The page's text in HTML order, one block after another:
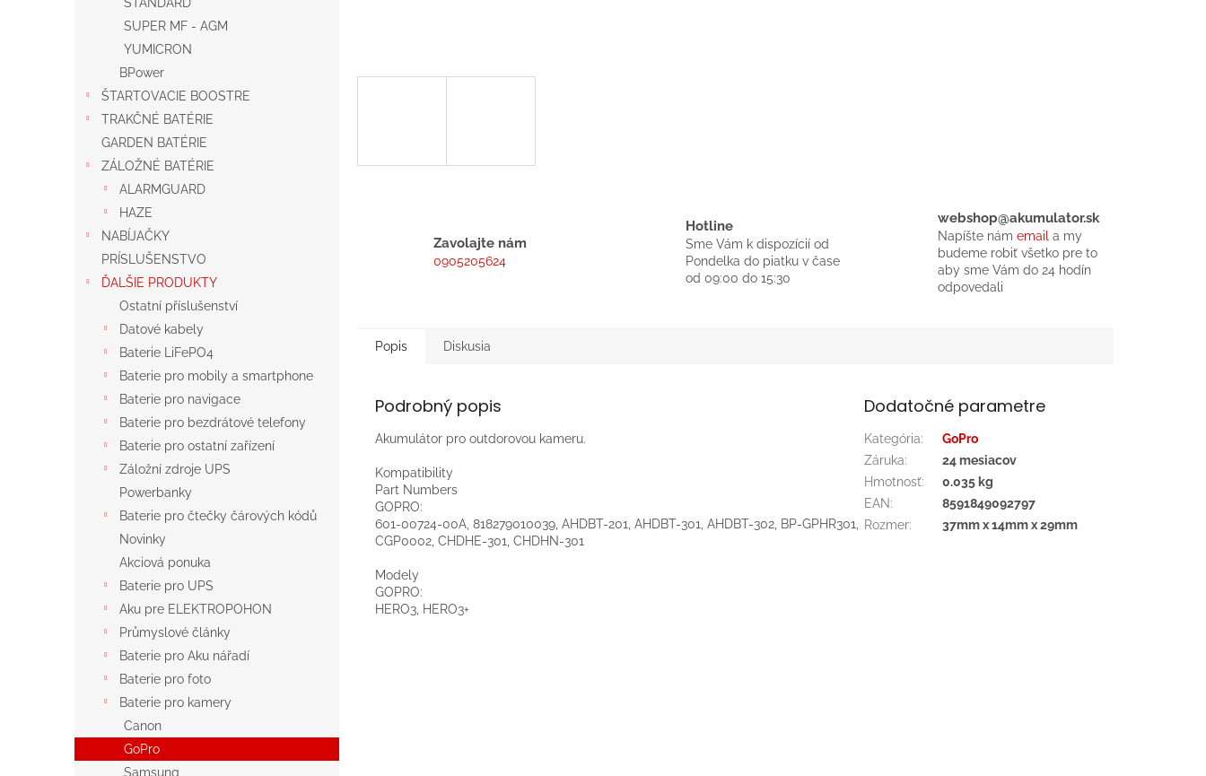
SUPER MF - AGM
YUMICRON
BPower
ŠTARTOVACIE BOOSTRE
TRAKČNÉ BATÉRIE
GARDEN BATÉRIE
ZÁLOŽNÉ BATÉRIE
ALARMGUARD
HAZE
NABÍJAČKY
PRÍSLUŠENSTVO
ĎALŠIE PRODUKTY
Ostatní příslušenství
Datové kabely
Baterie LiFePO4
Baterie pro mobily a smartphone
Baterie pro navigace
Baterie pro bezdrátové telefony
Baterie pro ostatní zařízení
Záložní zdroje UPS
Powerbanky
Baterie pro čtečky čárových kódů
Novinky
Akciová ponuka
Baterie pro UPS
Aku pre ELEKTROPOHON
Průmyslové články
Baterie pro Aku nářadí
Baterie pro foto
Baterie pro kamery
Canon
GoPro
Samsung
Zavolajte nám
0905205624
Hotline
Sme Vám k dispozícií od
Pondelka do piatku v čase
od 09:00 do 15:30
webshop@akumulator.sk
Napíšte nám email a my
budeme robiť všetko pre to
aby sme Vám do 24 hodín
odpovedali
Popis Diskusia
Podrobný popis
Akumulátor pro outdorovou kameru.
Kompatibility
Part Numbers
GOPRO:
601-00724-00A, 818279010039, AHDBT-201, AHDBT-301, AHDBT-302, BP-GPHR301,
CGP0002, CHDHE-301, CHDHN-301
Modely
GOPRO:
HERO3, HERO3+
Dodatočné parametre
Kategória:
GoPro
Záruka:
24 mesiacov
Hmotnosť:
0.035 kg
EAN:
8591849092797
Rozmer: 37mm x 14mm x 29mm